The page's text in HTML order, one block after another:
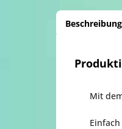
Beschreibung
Mit